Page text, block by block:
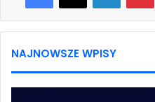
NAJNOWSZE WPISY